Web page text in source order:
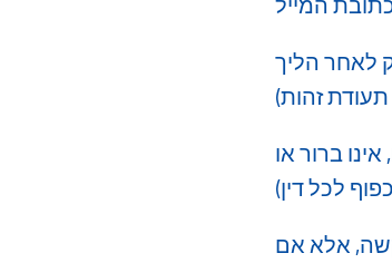
לאחר הליך
ברור או
ממועד קבלת הבקשה, אלא אם